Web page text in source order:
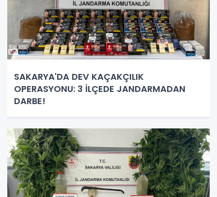
SAKARYA'DA DEV KAÇAKÇILIK
OPERASYONU: 3 İLÇEDE JANDARMADAN
DARBE!